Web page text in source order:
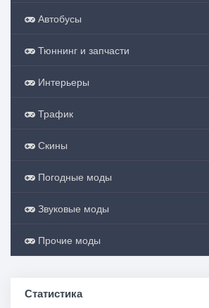
Автобусы
Тюннинг и запчасти
Интерьеры
Трафик
Скины
Погодные моды
Звуковые моды
Прочие моды
Статистика